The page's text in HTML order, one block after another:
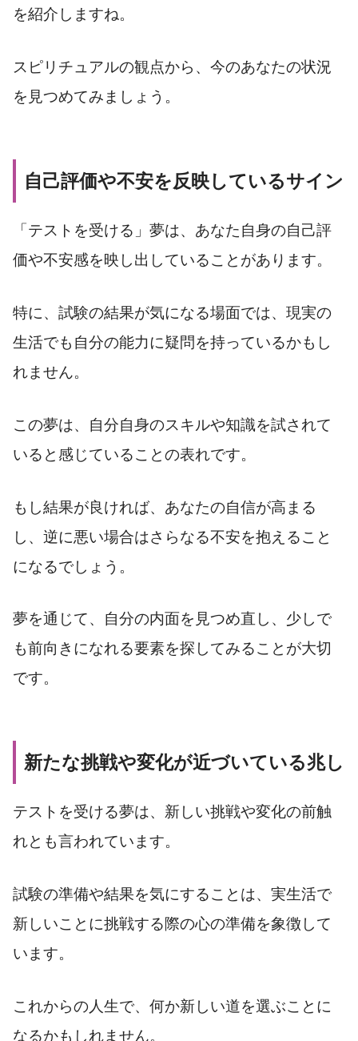
を紹介しますね。
スピリチュアルの観点から、今のあなたの状況
を見つめてみましょう。
自己評価や不安を反映しているサイン
「テストを受ける」夢は、あなた自身の自己評
価や不安感を映し出していることがあります。
特に、試験の結果が気になる場面では、現実の
生活でも自分の能力に疑問を持っているかもし
れません。
この夢は、自分自身のスキルや知識を試されて
いると感じていることの表れです。
もし結果が良ければ、あなたの自信が高まる
し、逆に悪い場合はさらなる不安を抱えること
になるでしょう。
夢を通じて、自分の内面を見つめ直し、少しで
も前向きになれる要素を探してみることが大切
です。
新たな挑戦や変化が近づいている兆し
テストを受ける夢は、新しい挑戦や変化の前触
れとも言われています。
試験の準備や結果を気にすることは、実生活で
新しいことに挑戦する際の心の準備を象徴して
います。
これからの人生で、何か新しい道を選ぶことに
なるかもしれません。